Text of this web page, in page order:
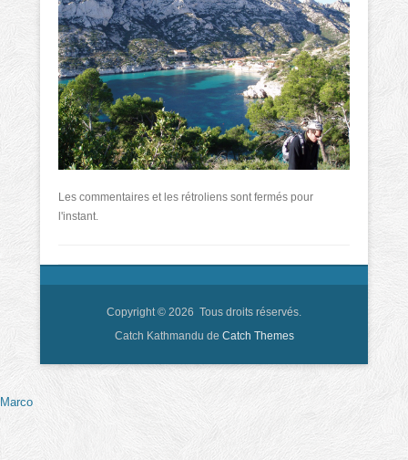
Les commentaires et les rétroliens sont fermés pour
l'instant.
Copyright © 2026 Tous droits réservés.
Catch Kathmandu de Catch Themes
Marco